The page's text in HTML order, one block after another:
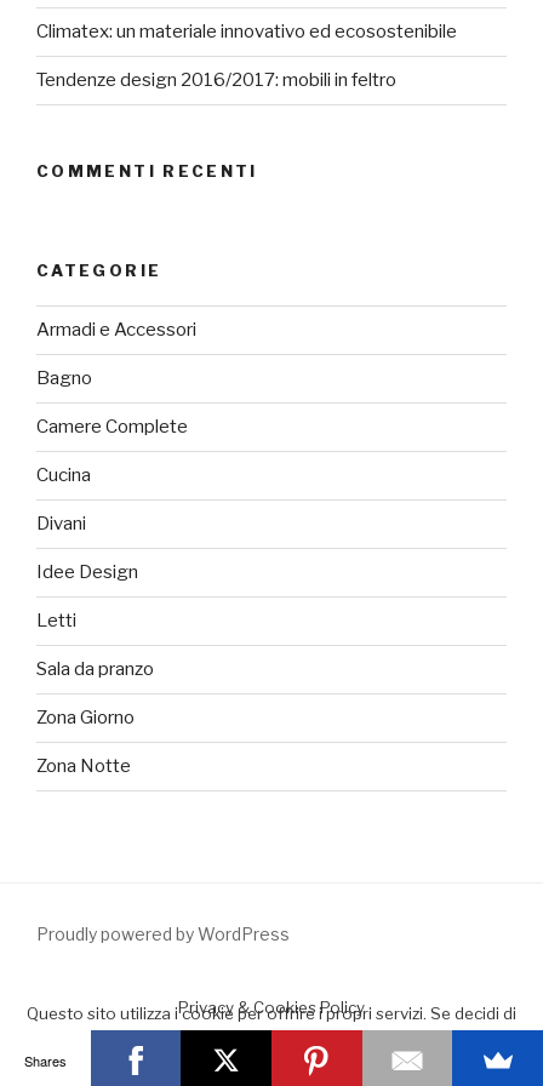
Climatex: un materiale innovativo ed ecosostenibile
Tendenze design 2016/2017: mobili in feltro
COMMENTI RECENTI
CATEGORIE
Armadi e Accessori
Bagno
Camere Complete
Cucina
Divani
Idee Design
Letti
Sala da pranzo
Zona Giorno
Zona Notte
Proudly powered by WordPress
Questo sito utilizza i cookie per offrire i propri servizi. Se decidi di
Accept
Leggimi
Privacy & Cookies Policy
Shares